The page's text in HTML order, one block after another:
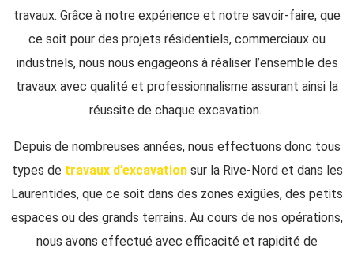
travaux. Grâce à notre expérience et notre savoir-faire, que
ce soit pour des projets résidentiels, commerciaux ou
industriels, nous nous engageons à réaliser l’ensemble des
travaux avec qualité et professionnalisme assurant ainsi la
réussite de chaque excavation.
Depuis de nombreuses années, nous effectuons donc tous
types de travaux d’excavationsur la Rive-Nord et dans les
Laurentides, que ce soit dans des zones exigües, des petits
espaces ou des grands terrains. Au cours de nos opérations,
nous avons effectué avec efficacité et rapidité de